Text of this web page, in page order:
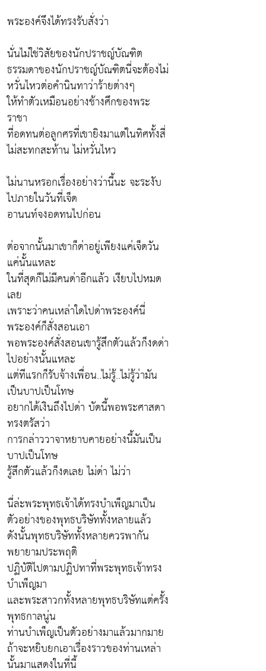
พระองค์จึงได้ทรงรับสั่งว่า
นั่นไม่ใช่วิสัยของนักปราชญ์บัณฑิต
ธรรมดาของนักปราชญ์บัณฑิตนี่จะต้องไม่
หวั่นไหวต่อคำนินทาว่าร้ายต่างๆ
ให้ทำตัวเหมือนอย่างช้างศึกของพระ
ราชา
ที่อดทนต่อลูกศรที่เขายิงมาแต่ในทิศทั้งสี่
ไม่สะทกสะท้าน ไม่หวั่นไหว
ไม่นานหรอกเรื่องอย่างว่านี้นะ จะระงับ
ไปภายในวันที่เจ็ด
อานนท์จงอดทนไปก่อน
ต่อจากนั้นมาเขาก็ด่าอยู่เพียงแค่เจ็ดวัน
แค่นั้นแหละ
ในที่สุดก็ไม่มีคนด่าอีกแล้ว เงียบไปหมด
เลย
เพราะว่าคนเหล่าใดไปด่าพระองค์นี่
พระองค์ก็สั่งสอนเอา
พอพระองค์สั่งสอนเขารู้สึกตัวแล้วก็งดด่า
ไปอย่างนั้นแหละ
แต่ทีแรกก็รับจ้างเพื่อน..ไม่รู้..ไม่รู้ว่ามัน
เป็นบาปเป็นโทษ
อยากได้เงินถึงไปด่า บัดนี้พอพระศาสดา
ทรงตรัสว่า
การกล่าววาจาหยาบคายอย่างนี้มันเป็น
บาปเป็นโทษ
รู้สึกตัวแล้วก็งดเลย ไม่ด่า ไม่ว่า
นี่ล่ะพระพุทธเจ้าได้ทรงบำเพ็ญมาเป็น
ตัวอย่างของพุทธบริษัททั้งหลายแล้ว
ดังนั้นพุทธบริษัททั้งหลายควรพากัน
พยายามประพฤติ
ปฏิบัติไปตามปฏิปทาที่พระพุทธเจ้าทรง
บำเพ็ญมา
และพระสาวกทั้งหลายพุทธบริษัทแต่ครั้ง
พุทธกาลนู่น
ท่านบำเพ็ญเป็นตัวอย่างมาแล้วมากมาย
ถ้าจะหยิบยกเอาเรื่องราวของท่านเหล่า
นั้นมาแสดงในที่นี้